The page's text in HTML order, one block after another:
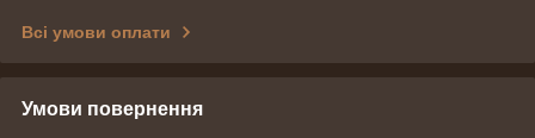
Всі умови оплати
Умови повернення